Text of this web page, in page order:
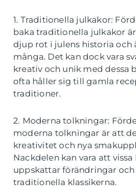
1. Traditionella julkakor:
baka traditionella julkakor
djup rot i julens historia och
många. Det kan dock vara
kreativ och unik med dessa
ofta håller sig till gamla
traditioner.
2. Moderna tolkningar:
moderna tolkningar är att
kreativitet och nya
Nackdelen kan vara att
uppskattar förändringar
traditionella klassikerna.